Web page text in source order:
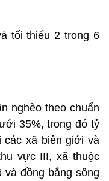
tối thiểu 2 trong 6
nghèo theo chuẩn
35%, trong đó tỷ
các xã biên giới và
vực III, xã thuộc
đồng bằng sông